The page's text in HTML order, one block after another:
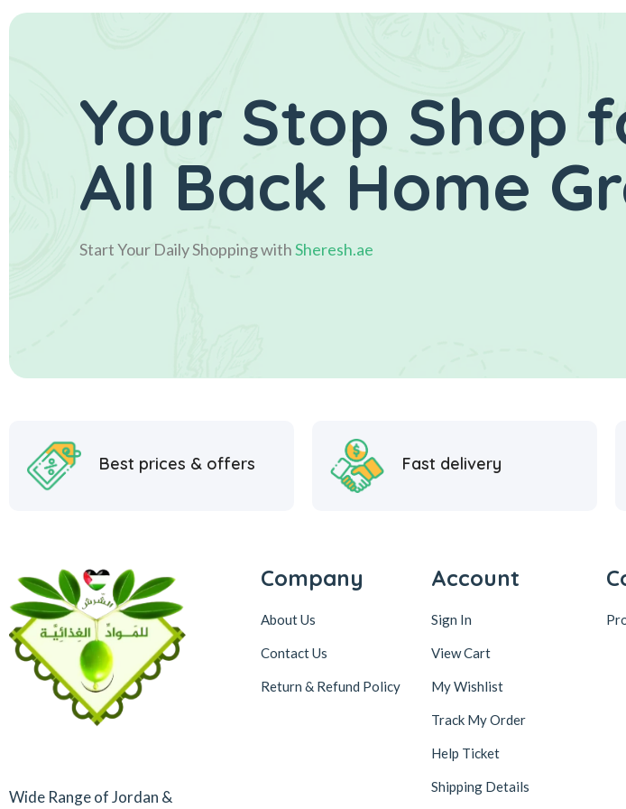
Your Stop Shop
All Back Home
Start Your Daily Shopping withSheresh.ae
Best prices & offers Fast delivery
Wide Range of Jordan &
Company
About Us
Contact Us
Return & Refund Policy
Account
Sign In
View Cart
My Wishlist
Track My Order
Help Ticket
Shipping Details